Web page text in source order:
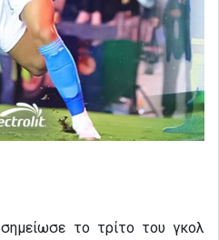
σημείωσε το τρίτο του γκολ